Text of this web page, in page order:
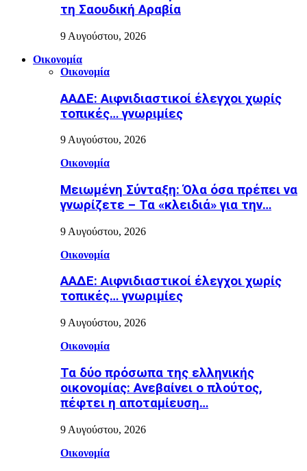
τη Σαουδική Αραβία
9 Αυγούστου, 2026
Οικονομία
Οικονομία
ΑΑΔΕ: Αιφνιδιαστικοί έλεγχοι χωρίς
τοπικές… γνωριμίες
9 Αυγούστου, 2026
Οικονομία
Μειωμένη Σύνταξη: Όλα όσα πρέπει να
γνωρίζετε – Τα «κλειδιά» για την…
9 Αυγούστου, 2026
Οικονομία
ΑΑΔΕ: Αιφνιδιαστικοί έλεγχοι χωρίς
τοπικές… γνωριμίες
9 Αυγούστου, 2026
Οικονομία
Τα δύο πρόσωπα της ελληνικής
οικονομίας: Aνεβαίνει ο πλούτος,
πέφτει η αποταμίευση…
9 Αυγούστου, 2026
Οικονομία